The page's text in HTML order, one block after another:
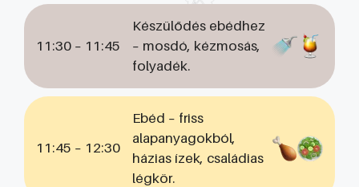
11:30 – 11:45
Készülődés ebédhez
– mosdó, kézmosás,
folyadék.
11:45 – 12:30
Ebéd – friss
alapanyagokból,
házias ízek, családias
légkör.